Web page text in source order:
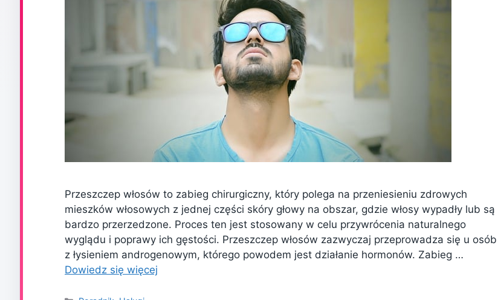
Przeszczep włosów to zabieg chirurgiczny, który polega na przeniesieniu zdrowych
mieszków włosowych z jednej części skóry głowy na obszar, gdzie włosy wypadły lub są
bardzo przerzedzone. Proces ten jest stosowany w celu przywrócenia naturalnego
wyglądu i poprawy ich gęstości. Przeszczep włosów zazwyczaj przeprowadza się u osób
z łysieniem androgenowym, którego powodem jest działanie hormonów. Zabieg …
Dowiedz się więcej